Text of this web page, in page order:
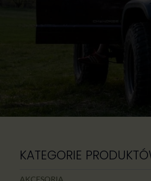
KATEGORIE
AKCESORIA